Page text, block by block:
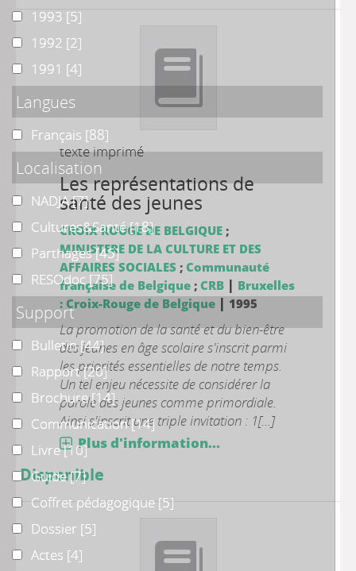
texte imprimé
Les représentations de
santé des jeunes
CROIX ROUGE DE BELGIQUE;
MINISTERE DE LA CULTURE ET DES
AFFAIRES SOCIALES ; Communauté
française de Belgique; CRB | Bruxelles
: Croix-Rouge de Belgique| 1995
La promotion de la santé et du bien-être
des jeunes en âge scolaire s'inscrit parmi
les priorités essentielles de notre temps.
Un tel enjeu nécessite de considérer la
parole des jeunes comme primordiale.
Ainsi s'inscrit une triple invitation : 1[...]
Plus d'information...
Disponible
19931993 [5]
19921992 [2]
19911991 [4]
Langues
Français
Français [88]
Localisation
NADJANADJA[7]
Cultures&Santé
Cultures&Santé[18]
Parthages
Parthages[45]
RESOdoc
RESOdoc[75]
Support
Bulletin
Bulletin[44]
Rapport
Rapport[20]
Brochure
Brochure[14]
Communication
Communication[14]
LivreLivre[10]
GuideGuide[7]
Coffret pédagogique
Coffret pédagogique [5]
Dossier
Dossier [5]
ActesActes [4]